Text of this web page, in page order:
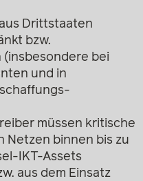
Drittstaaten
bzw.
(insbesondere bei
und in
müssen kritische
Netzen binnen bis zu
IKT-Assets
aus dem Einsatz